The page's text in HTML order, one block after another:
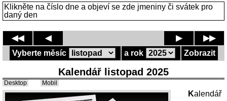
Klikněte na číslo dne a objeví se zde jmeniny či svátek pro
daný den
Vyberte měsíc a rok Zobrazit
◀◀ ◀ ▶ ▶▶
Kalendář listopad 2025
Desktop Mobil
Kalendář